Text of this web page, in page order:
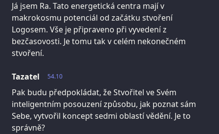
Já jsem Ra. Tato energetická centra mají v
makrokosmu potenciál od začátku stvoření
Logosem. Vše je připraveno při vyvedení z
bezčasovosti. Je tomu tak v celém nekonečném
stvoření.
54.10
Tazatel
Pak budu předpokládat, že Stvořitel ve Svém
inteligentním posouzení způsobu, jak poznat sám
Sebe, vytvořil koncept sedmi oblastí vědění. Je to
správně?